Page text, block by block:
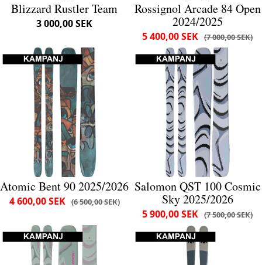
Blizzard Rustler Team
3 000,00 SEK
Rossignol Arcade 84 Open
2024/2025
7 000,00 SEK
5 400,00 SEK
Atomic Bent 90 2025/2026
6 500,00 SEK
4 600,00 SEK
Salomon QST 100 Cosmic
Sky 2025/2026
7 500,00 SEK
5 900,00 SEK